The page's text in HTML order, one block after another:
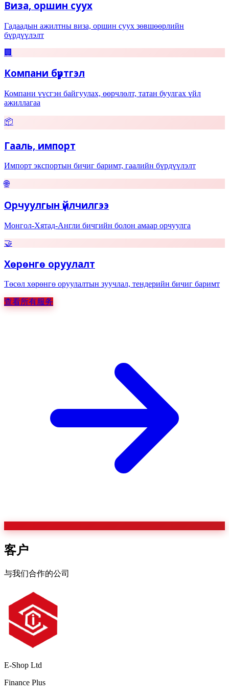
Виза, оршин суух
Гадаадын ажилтны виза, оршин суух зөвшөөрлийн
бүрдүүлэлт
🏢
Компани бүртгэл
Компани үүсгэн байгуулах, өөрчлөлт, татан буулгах үйл
ажиллагаа
📦
Гааль, импорт
Импорт экспортын бичиг баримт, гаалийн бүрдүүлэлт
🌐
Орчуулгын үйлчилгээ
Монгол-Хятад-Англи бичгийн болон амаар орчуулга
🤝
Хөрөнгө оруулалт
Төсөл хөрөнгө оруулалтын зуучлал, тендерийн бичиг баримт
查看所有服务
客户
与我们合作的公司
E-Shop Ltd
Finance Plus